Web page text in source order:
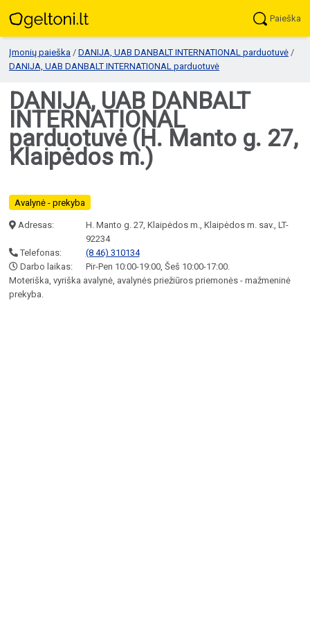
Paieška
Įmonių paieška / DANIJA, UAB DANBALT INTERNATIONAL parduotuvė /
DANIJA, UAB DANBALT INTERNATIONAL parduotuvė
DANIJA, UAB DANBALT
INTERNATIONAL
parduotuvė (H. Manto g. 27,
Klaipėdos m.)
Avalynė - prekyba
Adresas:
H. Manto g. 27, Klaipėdos m., Klaipėdos m. sav., LT-
92234
Telefonas:
(8 46) 310134
Darbo laikas:
Pir-Pen 10:00-19:00, Šeš 10:00-17:00.
Moteriška, vyriška avalynė, avalynės priežiūros priemonės - mažmeninė
prekyba.